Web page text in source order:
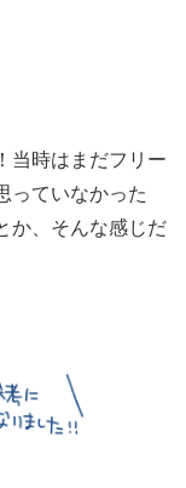
当時はまだフリー
っていなかった
か、そんな感じだ